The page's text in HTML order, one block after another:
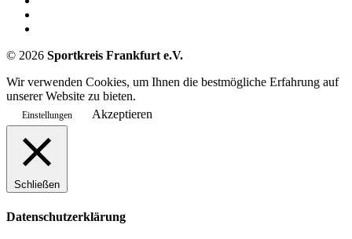
© 2026 Sportkreis Frankfurt e.V.
Wir verwenden Cookies, um Ihnen die bestmögliche Erfahrung auf
unserer Website zu bieten.
Einstellungen Akzeptieren
Schließen
Datenschutzerklärung